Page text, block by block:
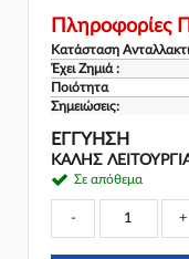
Πληροφορίες
Κατάσταση
Έχει Ζημιά :
Ποιότητα
Σημειώσεις:
ΕΓΓΎΗΣΗ
ΚΑΛΗΣ
Σε απόθεμα
- +